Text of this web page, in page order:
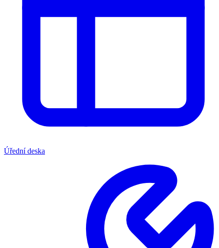
Úřední deska